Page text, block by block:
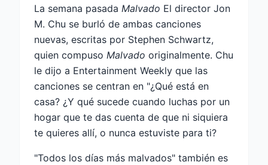
La semana pasada Malvado El director Jon
M. Chu se burló de ambas canciones
nuevas, escritas por Stephen Schwartz,
quien compuso Malvado originalmente. Chu
le dijo a Entertainment Weekly que las
canciones se centran en "¿Qué está en
casa? ¿Y qué sucede cuando luchas por un
hogar que te das cuenta de que ni siquiera
te quieres allí, o nunca estuviste para ti?
"Todos los días más malvados" también es